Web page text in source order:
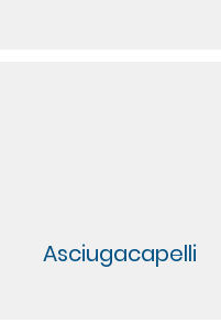
Asciugacapelli